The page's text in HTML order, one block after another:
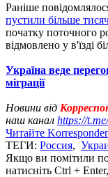
Раніше
пустили більше
початку поточного
відмовлено у в'їзді
Україна веде
міграції
Новини від
наш канал https://
Читайте
ТЕГИ: Россия,
Якщо ви помітили
натисніть Ctrl +